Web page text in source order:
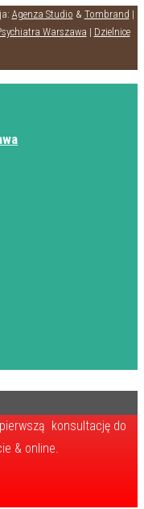
Agenza Studio & Tombrand |
Warszawa | Dzielnice
konsultację do
& online.